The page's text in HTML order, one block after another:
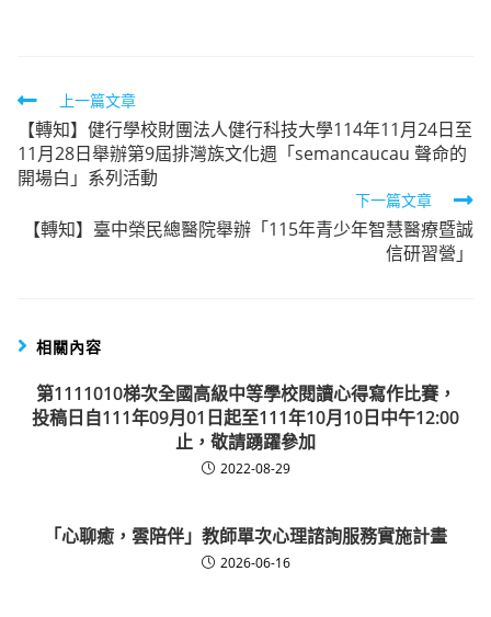
Read
more
articles
上一篇文章
【轉知】健行學校財團法人健行科技大學114年11月24日至
11月28日舉辦第9屆排灣族文化週「semancaucau 聲命的
開場白」系列活動
下一篇文章
【轉知】臺中榮民總醫院舉辦「115年青少年智慧醫療暨誠
信研習營」
相關內容
第1111010梯次全國高級中等學校閱讀心得寫作比賽，
投稿日自111年09月01日起至111年10月10日中午12:00
止，敬請踴躍參加
2022-08-29
「心聊癒，雲陪伴」教師單次心理諮詢服務實施計畫
2026-06-16